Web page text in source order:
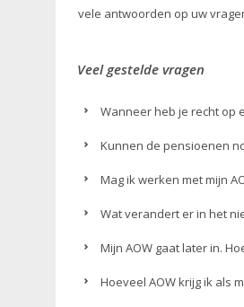
vele antwoorden op uw
Veel gestelde vragen
Wanneer heb je recht op
Kunnen de pensioenen
Mag ik werken met mijn
Wat verandert er in het
Mijn AOW gaat later in.
Hoeveel AOW krijg ik als